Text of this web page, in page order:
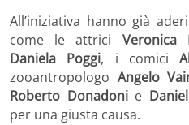
All’iniziativa hanno già
come le attrici Veronica
Daniela Poggi, i comici
zooantropologo Angelo
Roberto Donadonie
per una giusta causa.